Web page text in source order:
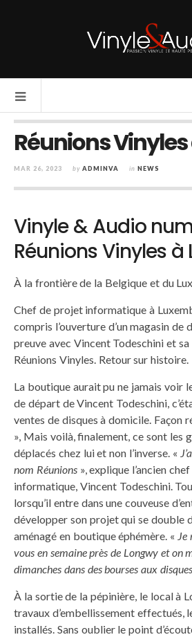
Réunions
MAR 26, 2023 by ADMINVA in NEWS
Vinyle & Audio
Réunions Vinyles à
À la frontière de la Belgique et du
Chef de projet informatique à
compris l’ouverture d’un magasin de
preuve avec Vincent Todeschini et
Réunions Vinyles. Retour sur histoire.
La boutique aurait pu ne jamais voir
de départ de Vincent Todeschini,
ventes de disques à domicile. Façon
», Mais voilà, finalement, ce sont les
déplacés chez lui et non l’inverse. «
nom Réunions», explique l’ancien
informatique, Vincent Todeschini.
lorsqu’il entre dans une couveuse
développer son projet qui se double
aménagé en boutique éphémère. « Je
vous en semaine près de Longwy et on
dimanches dans des bourses aux
À la sortie de la pépinière, le local à
travaux d’embellissement effectués,
installés. Sans oublier le point